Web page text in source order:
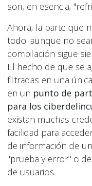
son, en esencia,
Ahora, la parte que
todo: aunque no
compilación sigue
El hecho de que se
filtradas en una
en un punto de
para los
existan muchas
facilidad para
de información de
"prueba y error" o
de usuarios.